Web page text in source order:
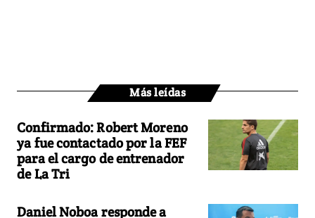
Más leídas
Confirmado: Robert Moreno
ya fue contactado por la FEF
para el cargo de entrenador
de La Tri
Daniel Noboa responde a